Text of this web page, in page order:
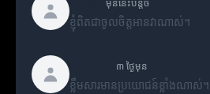
មុននេះបន្តិច
ខ្ញុំពិតជាចូលចិត្តអានវាណាស់។
៣ ថ្ងៃមុន
ខ្លឹមសារមានប្រយោជន៍ខ្លាំងណាស់។